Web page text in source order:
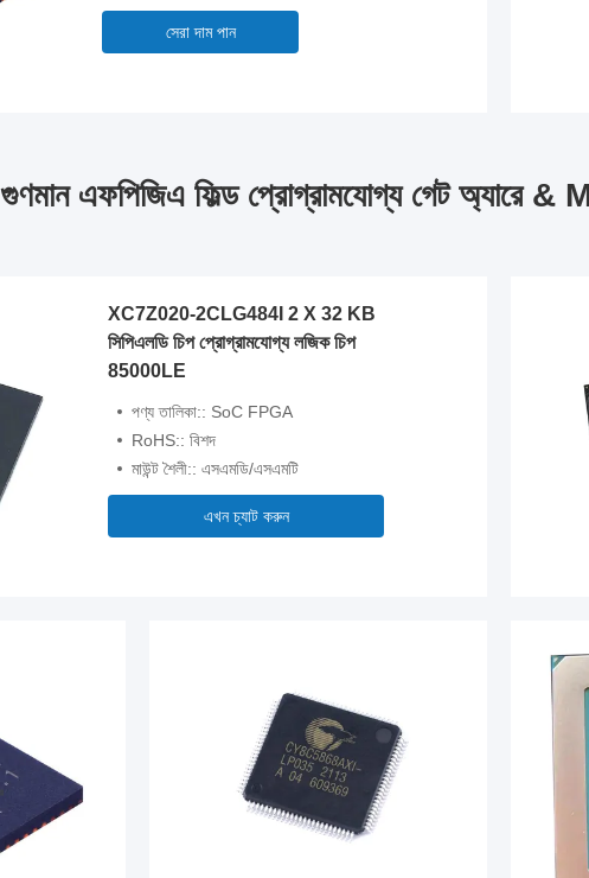
সেরা দাম পান
গুণমান এফপিজিএ ফিল্ড প্রোগ্রামযোগ্য গেট অ্যারে &
XC7Z020-2CLG484I 2 X 32 KB
সিপিএলডি চিপ প্রোগ্রামযোগ্য লজিক চিপ
85000LE
পণ্য তালিকা:: SoC FPGA
RoHS:: বিশদ
মাউন্ট শৈলী:: এসএমডি/এসএমটি
এখন চ্যাট করুন